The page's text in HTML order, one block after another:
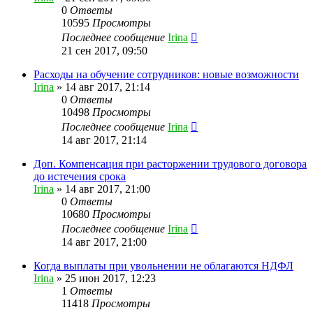
0 Ответы
10595 Просмотры
Последнее сообщение Irina
21 сен 2017, 09:50
Расходы на обучение сотрудников: новые возможности
Irina » 14 авг 2017, 21:14
0 Ответы
10498 Просмотры
Последнее сообщение Irina
14 авг 2017, 21:14
Доп. Компенсация при расторжении трудового договора
до истечения срока
Irina » 14 авг 2017, 21:00
0 Ответы
10680 Просмотры
Последнее сообщение Irina
14 авг 2017, 21:00
Когда выплаты при увольнении не облагаются НДФЛ
Irina » 25 июн 2017, 12:23
1 Ответы
11418 Просмотры